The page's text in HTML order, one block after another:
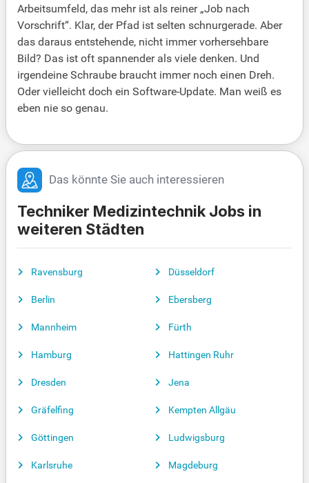
Arbeitsumfeld, das mehr ist als reiner „Job nach
Vorschrift“. Klar, der Pfad ist selten schnurgerade. Aber
das daraus entstehende, nicht immer vorhersehbare
Bild? Das ist oft spannender als viele denken. Und
irgendeine Schraube braucht immer noch einen Dreh.
Oder vielleicht doch ein Software-Update. Man weiß es
eben nie so genau.
Das könnte Sie auch interessieren
Techniker Medizintechnik Jobs in
weiteren Städten
Ravensburg
Berlin
Mannheim
Hamburg
Dresden
Gräfelfing
Göttingen
Karlsruhe
Düsseldorf
Ebersberg
Fürth
Hattingen Ruhr
Jena
Kempten Allgäu
Ludwigsburg
Magdeburg